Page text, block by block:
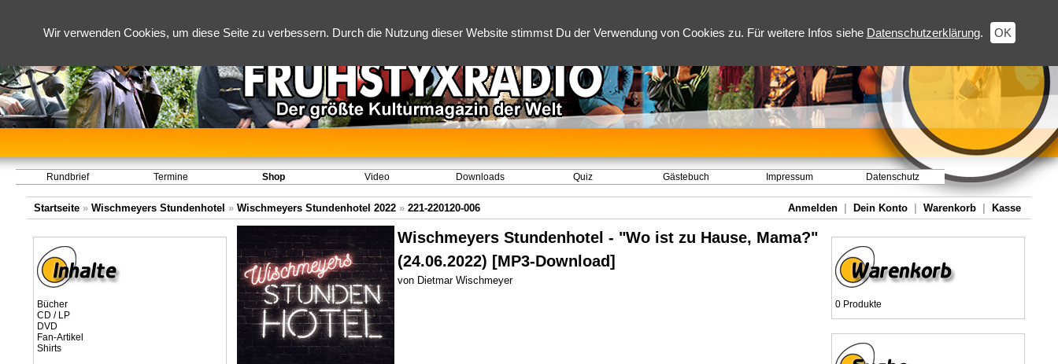
Wir verwenden Cookies, um diese Seite zu verbessern. Durch die Nutzung dieser Website stimmst Du der Verwendung von Cookies zu. Für weitere Infos siehe Datenschutzerklärung. OK
Rundbrief Termine Shop Video Downloads Quiz Gästebuch Impressum Datenschutz
Startseite » Wischmeyers Stundenhotel » Wischmeyers Stundenhotel 2022 » 221-220120-006 Anmelden Dein Konto Warenkorb Kasse
Bücher
CD / LP
DVD
Fan-Artikel
Shirts
Wischmeyers Stundenhotel - "Wo ist zu Hause, Mama?"
(24.06.2022) [MP3-Download]
von Dietmar Wischmeyer
0 Produkte